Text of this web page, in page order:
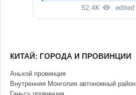
КИТАЙ: ГОРОДА И ПРОВИНЦИИ
Аньхой провинция
Внутренняя Монголия автономный район